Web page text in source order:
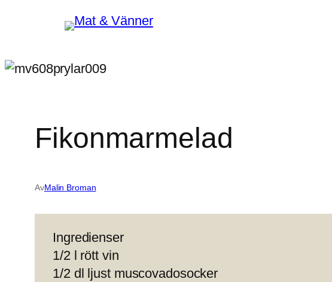
Fikonmarmelad
AvMalin Broman
Ingredienser
1/2 l rött vin
1/2 dl ljust muscovadosocker